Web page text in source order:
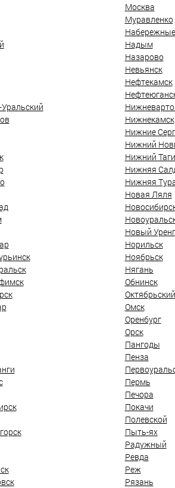
Москва
Муравленко
Надым
Назарово
Невьянск
Нефтекамск
Нижнекамск
Нижние
Нижний
Нижний
Нижняя
Нижняя
Новая Ляля
Новый
Норильск
Ноябрьск
Нягань
Обнинск
Октябрьский
Омск
Оренбург
Орск
Пангоды
Пенза
Пермь
Печора
Покачи
Полевской
Пыть-ях
Радужный
Ревда
Реж
Рязань